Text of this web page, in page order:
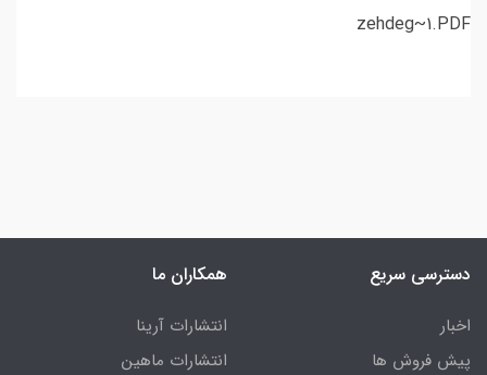
zehdeg~1.PDF
دسترسی سریع
اخبار
پیش فروش ها
همکاران ما
انتشارات آرینا
انتشارات ماهین